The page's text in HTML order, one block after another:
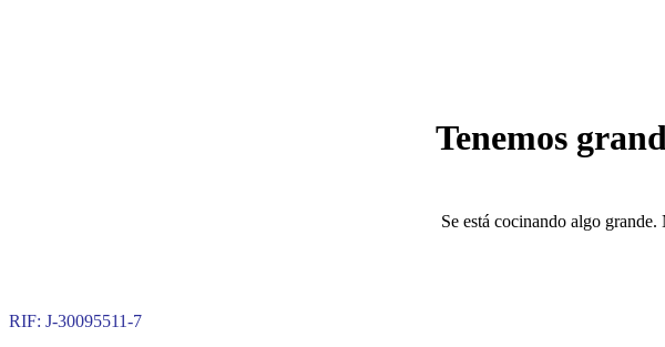
Tenemos
Se está cocinando algo
RIF: J-30095511-7